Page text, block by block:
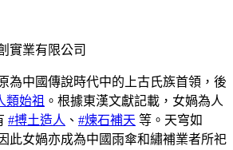
實業有限公司
為中國傳說時代中的上古氏族首領，後
類始祖 。根據東漢文獻記載，女媧為人
#搏土造人 、 #煉石補天 等。天穹如
此女媧亦成為中國雨傘和繡補業者所祀